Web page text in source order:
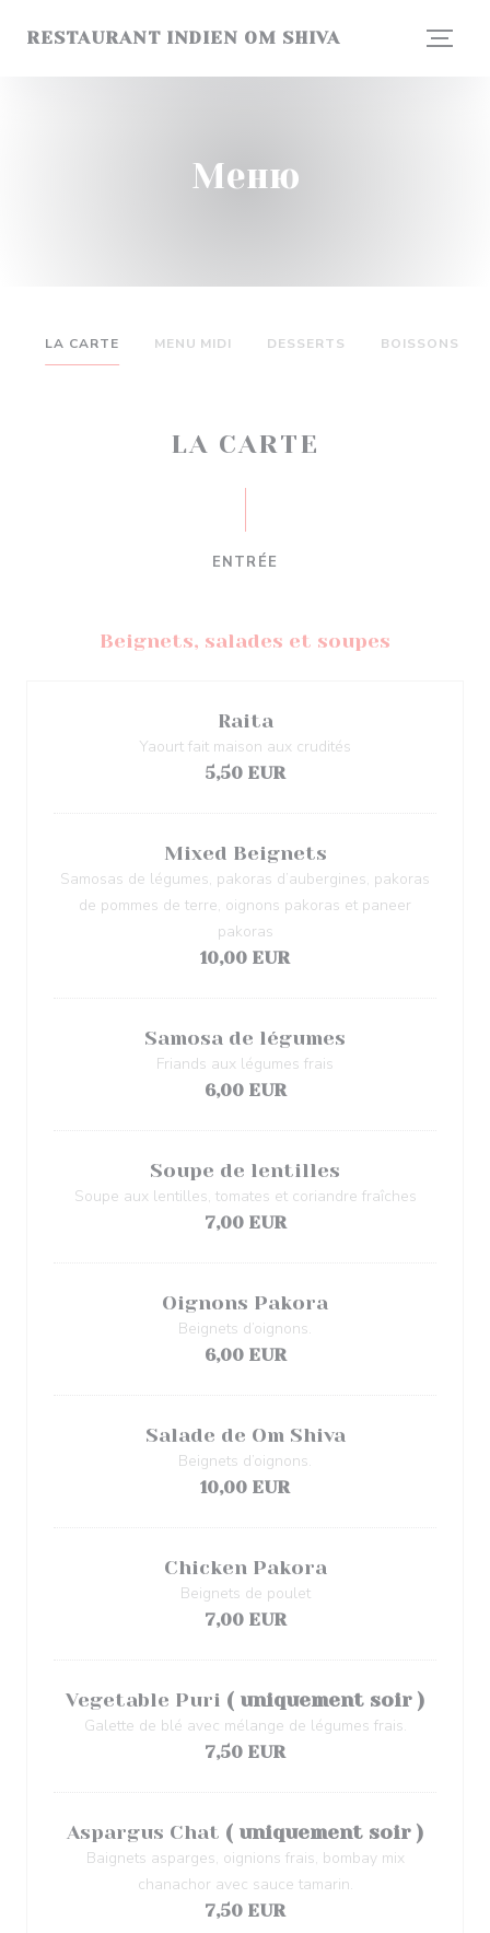
RESTAURANT INDIEN OM SHIVA
Меню
LA CARTE MENU MIDI DESSERTS BOISSONS
LA CARTE
ENTRÉE
Beignets, salades et soupes
Raita
Yaourt fait maison aux crudités
5,50 EUR
Mixed Beignets
Samosas de légumes, pakoras d’aubergines, pakoras
de pommes de terre, oignons pakoras et paneer
pakoras
10,00 EUR
Samosa de légumes
Friands aux légumes frais
6,00 EUR
Soupe de lentilles
Soupe aux lentilles, tomates et coriandre fraîches
7,00 EUR
Oignons Pakora
Beignets d’oignons.
6,00 EUR
Salade de Om Shiva
Beignets d’oignons.
10,00 EUR
Chicken Pakora
Beignets de poulet
7,00 EUR
Vegetable Puri ( uniquement soir )
Galette de blé avec mélange de légumes frais.
7,50 EUR
Aspargus Chat ( uniquement soir )
Baignets asparges, oignions frais, bombay mix
chanachor avec sauce tamarin.
7,50 EUR